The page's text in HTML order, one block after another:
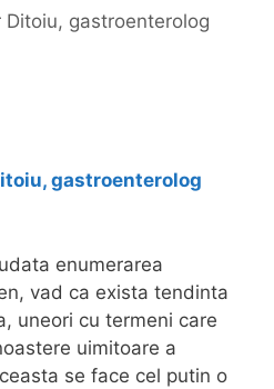
Ditoiu, gastroenterolog
gastroenterolog
enumerarea
vad ca exista tendinta
uneori cu termeni care
uimitoare a
se face cel putin o